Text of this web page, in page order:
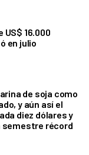
US$ 16.000
en julio
de soja como
y aún así el
diez dólares y
semestre récord